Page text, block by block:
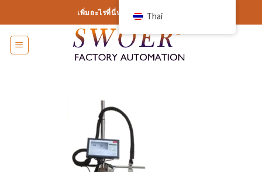
เนื้อหา
เพิ่มอะไรที่นี่หรือเพียงแค่ลบออก...
Thai